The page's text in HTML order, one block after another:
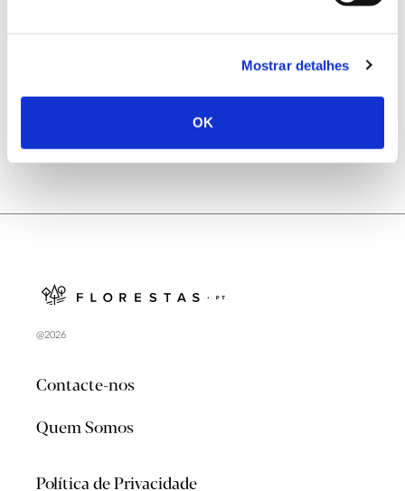
Mostrar detalhes
OK
@2026
Contacte-nos
Quem Somos
Política de Privacidade